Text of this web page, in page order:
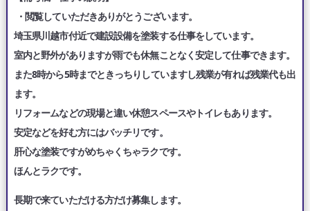
・閲覧していただきありがとうございます。
埼玉県川越市付近で建設設備を塗装する仕事をしています。
室内と野外がありますが雨でも休無ことなく安定して仕事できます。
また8時から5時までときっちりしていますし残業が有れば残業代も出
ます。
リフォームなどの現場と違い休憩スペースやトイレもあります。
安定などを好む方にはバッチリです。
肝心な塗装ですがめちゃくちゃラクです。
ほんとラクです。
長期で来ていただける方だけ募集します。